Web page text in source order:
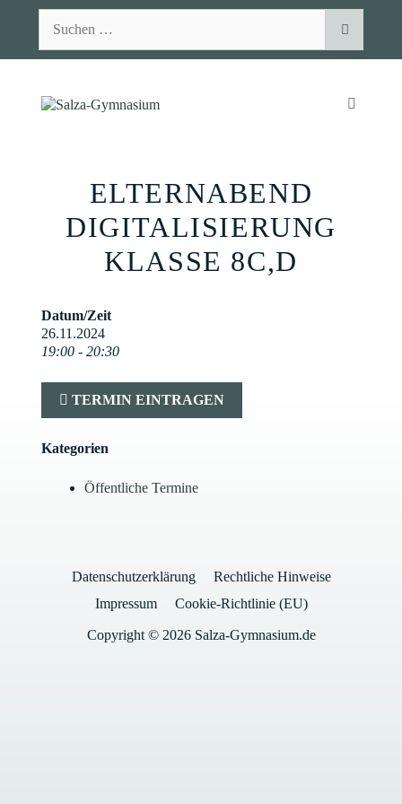
nach:
ELTERNABEND
DIGITALISIERUNG
KLASSE 8C,D
Datum/Zeit
26.11.2024
19:00 - 20:30
TERMIN EINTRAGEN
Kategorien
Öffentliche Termine
Datenschutzerklärung
Rechtliche Hinweise
Impressum
Cookie-Richtlinie (EU)
Copyright © 2026 Salza-Gymnasium.de